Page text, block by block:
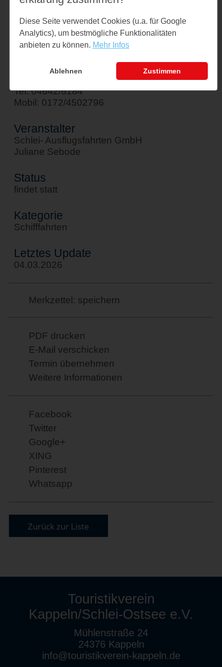
24376 Kappeln
↪ Google Maps öffnen
Kontakt
sebode@schlei-ausflugsfahrten.de
Tel: 04642/6184
Mobil: 0172/4502796
Veranstalter
Schlei- Ausflugsfahrten GmbH
Juliane Sebode
Status
findet statt
Kategorie
Schifffahrten
Letztes Update
04.03.2026
Merkzettel: speichern
PDF drucken
E-Mail verschicken
Termin übernehmen
Weitere Informationen
Facebook
Twitter
Google+
XING
Pinterest
Whatsapp
Zurück zur Liste
Touristikverein
Kappeln/Schlei-Ostsee e.V.
Mühlenstraße 24
24376 Kappeln
info@touristikverein-kappeln.de
Diese Seite verwendet Cookies (u.a. für Google
Analytics), um bestmögliche Funktionalitäten
anbieten zu können. Mehr Infos
Ablehnen Zustimmen